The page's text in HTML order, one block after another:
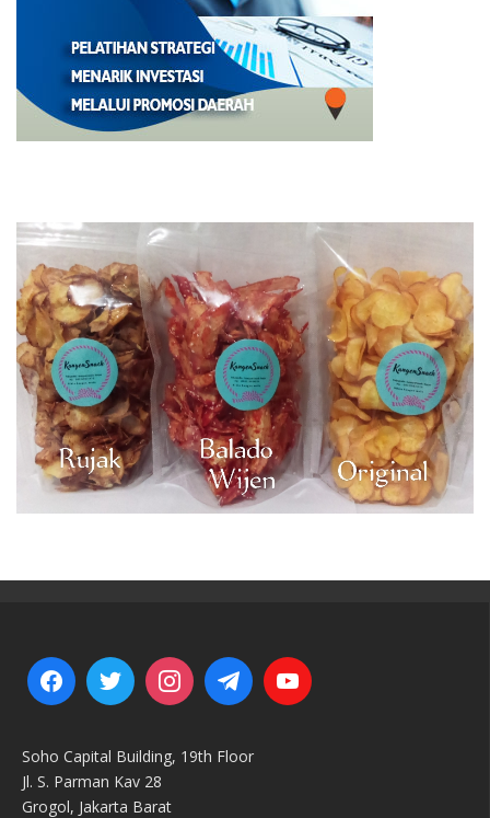
Soho Capital Building, 19th Floor
Jl. S. Parman Kav 28
Grogol, Jakarta Barat